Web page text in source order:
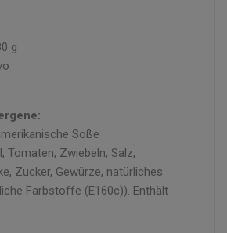
g
Soße
Tomaten, Zwiebeln, Salz,
Zucker, Gewürze, natürliches
Farbstoffe (E160c)). Enthält